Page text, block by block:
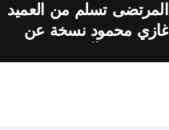
المرتضى تسلم من العميد
غازي محمود نسخة عن